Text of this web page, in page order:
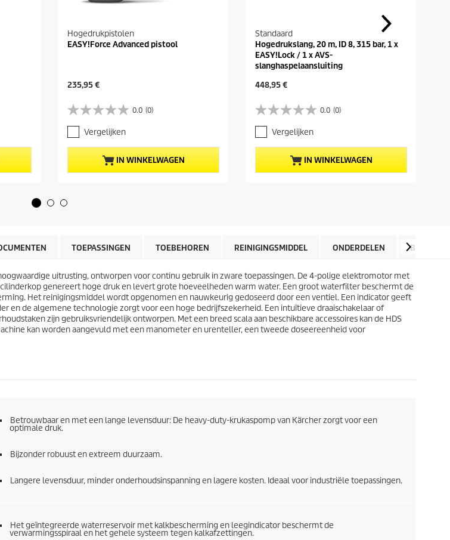
Hogedrukpistolen
EASY!Force Advanced pistool
H
i
d
i
g
e
p
r
u
s
235,95 €
0.0 (0)
0
.
0
v
a
n
n
.
Vergelijken
IN WINKELWAGEN
Standaard
Hogedrukslang, 20 m, ID 8, 315 bar, 1 x
EASY!Lock / 1 x AVS-
slanghaspelaansluiting
H
i
d
i
g
e
p
r
r
s
448,95 €
0.0 (0)
0
.
0
v
a
n
r
n
.
Vergelijken
IN WINKELWAGEN
TOEPASSINGEN TOEBEHOREN REINIGINGSMIDDEL ONDERDELEN
uitrusting, ontworpen voor continu gebruik in zware toepassingen. De 4-polige elektromotor met
genereert hoge druk en levert grote hoeveelheden warm water. Een groot waterfilter beschermt de
Het reinigingsmiddel wordt opgenomen en nauwkeurig gedoseerd door een ventiel. Een indicator geeft
en de algemene technologie zorgt voor een hoge bedrijfszekerheid. Een intuïtieve draaischakelaar of
zijn gebruiksvriendelijk ontworpen. Met een breed scala aan beschikbare accessoires kan de HDS
kan worden aangevuld met een manometer en urenteller, een tweede doseereenheid voor
Betrouwbaar en met een lange levensduur: De heavy-duty-krukaspomp van Kärcher zorgt voor een
optimale druk.
Bijzonder robuust en extreem duurzaam.
Langere levensduur, minder onderhoudsinspanning en lagere kosten. Ideaal voor industriële toepassingen.
Het geïntegreerde waterreservoir met kalkbescherming en leegindicator beschermt de
verwarmingsspiraal en het gehele systeem tegen kalkafzettingen.